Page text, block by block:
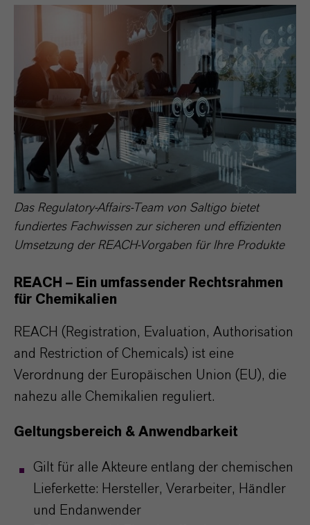
Das Regulatory-Affairs-Team von Saltigo bietet
fundiertes Fachwissen zur sicheren und effizienten
Umsetzung der REACH-Vorgaben für Ihre Produkte
REACH – Ein umfassender Rechtsrahmen
für Chemikalien
REACH (Registration, Evaluation, Authorisation
and Restriction of Chemicals) ist eine
Verordnung der Europäischen Union (EU), die
nahezu alle Chemikalien reguliert.
Geltungsbereich & Anwendbarkeit
Gilt für alle Akteure entlang der chemischen
Lieferkette: Hersteller, Verarbeiter, Händler
und Endanwender